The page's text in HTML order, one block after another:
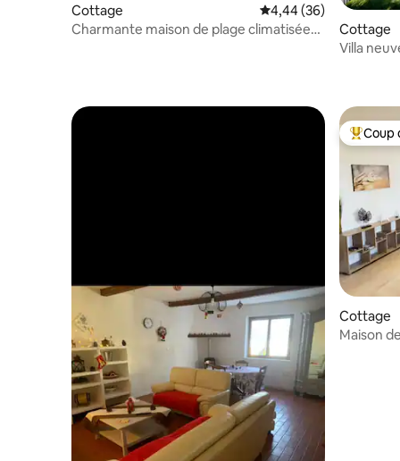
Cottage Évaluation moyenne
4,44 (36)
Charmante maison de plage climatisée
Cottage
Villa
Coups
Coup
Cottage
Maison